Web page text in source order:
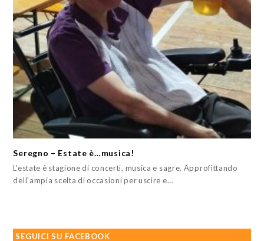
Seregno – Estate è…musica!
L'estate è stagione di concerti, musica e sagre. Approfittando
dell'ampia scelta di occasioni per uscire e…
SEGUICI SU FACEBOOK